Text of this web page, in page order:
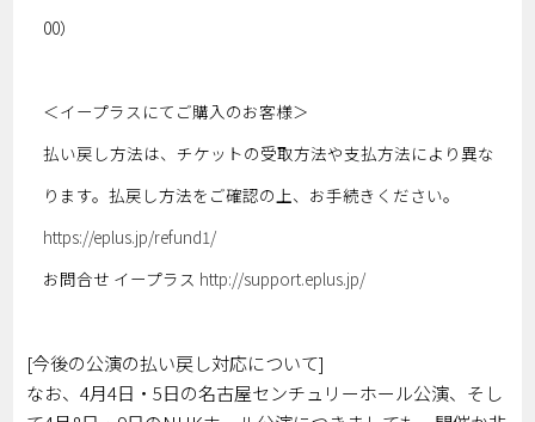
00）
＜イープラスにてご購入のお客様＞
払い戻し方法は、チケットの受取方法や支払方法により異な
ります。払戻し方法をご確認の上、お手続きください。
https://eplus.jp/refund1/
お問合せ イープラス http://support.eplus.jp/
[今後の公演の払い戻し対応について]
なお、4月4日・5日の名古屋センチュリーホール公演、そし